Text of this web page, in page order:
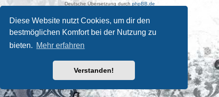
Diese Website nutzt Cookies, um dir den
bestmöglichen Komfort bei der Nutzung zu
bieten. Mehr erfahren
Verstanden!
Deutsche Übersetzung durch phpBB.de
Datenschutz| Nutzungsbedingungen